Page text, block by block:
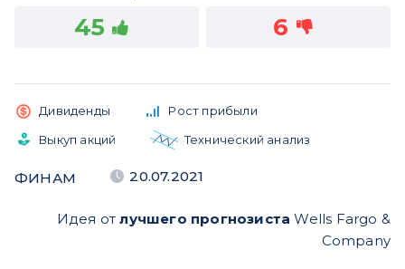
45 6
Дивиденды
Рост прибыли
Выкуп акций
Технический анализ
ФИНАМ 20.07.2021
Идея отлучшего прогнозиста Wells Fargo &
Company